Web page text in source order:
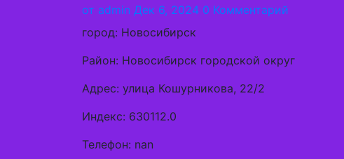
от admin Дек 6, 2024 0 Комментарий
город: Новосибирск
Район: Новосибирск городской округ
Адрес: улица Кошурникова, 22/2
Индекс: 630112.0
Телефон: nan